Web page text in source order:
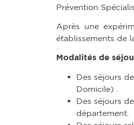
Prévention
Après une
établissements de
Modalités de
Des séjours
Domicile) .
Des séjours
département.